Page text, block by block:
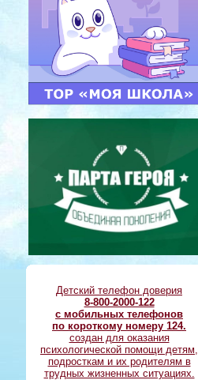
Детский телефон доверия
8-800-2000-122
с мобильных телефонов
по короткому номеру 124.
создан для оказания
психологической помощи детям,
подросткам и их родителям в
трудных жизненных ситуациях.